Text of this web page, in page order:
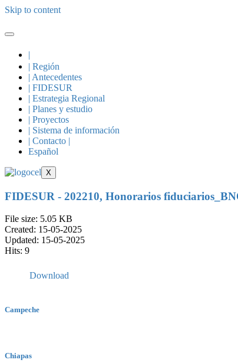
Skip to content
|
| Región
| Antecedentes
| FIDESUR
| Estrategia Regional
| Planes y estudio
| Proyectos
| Sistema de información
| Contacto |
Español
X
FIDESUR - 202210, Honorarios
File size: 5.05 KB
Created: 15-05-2025
Updated: 15-05-2025
Hits: 9
Download
Campeche
Chiapas